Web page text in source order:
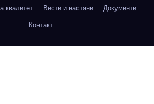
квалитет Вести и настани Документи
Контакт